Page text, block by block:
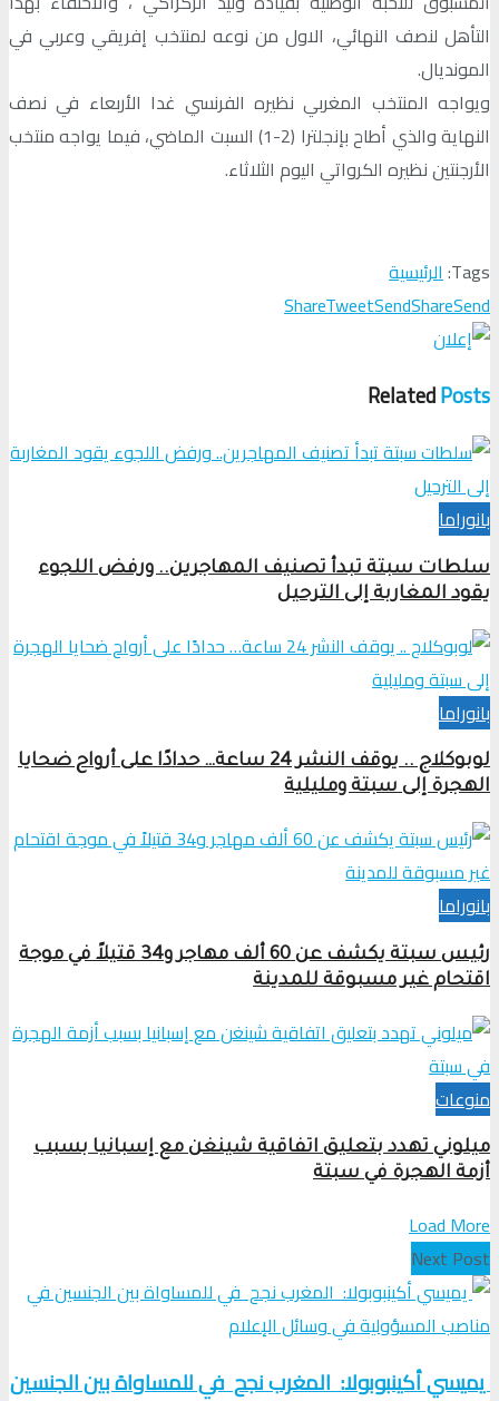
التأهل لنصف النهائي، الاول من نوعه لمنتخب إفريقي وعربي في
المونديال.
ويواجه المنتخب المغربي نظيره الفرنسي غدا الأربعاء في نصف
النهاية والذي أطاح بإنجلترا (2-1) السبت الماضي، فيما يواجه منتخب
الأرجنتين نظيره الكرواتي اليوم الثلاثاء.
Tags: الرئيسية
ShareTweetSendShareSend
RelatedPosts
بانوراما
سلطات سبتة تبدأ تصنيف المهاجرين.. ورفض اللجوء
يقود المغاربة إلى الترحيل
بانوراما
لوبوكلاج .. يوقف النشر 24 ساعة… حدادًا على أرواح ضحايا
الهجرة إلى سبتة ومليلية
بانوراما
رئيس سبتة يكشف عن 60 ألف مهاجر و34 قتيلاً في موجة
اقتحام غير مسبوقة للمدينة
منوعات
ميلوني تهدد بتعليق اتفاقية شينغن مع إسبانيا بسبب
أزمة الهجرة في سبتة
Load More
Next Post
يميسي أكينبوبولا: المغرب نجح في للمساواة بين الجنسين